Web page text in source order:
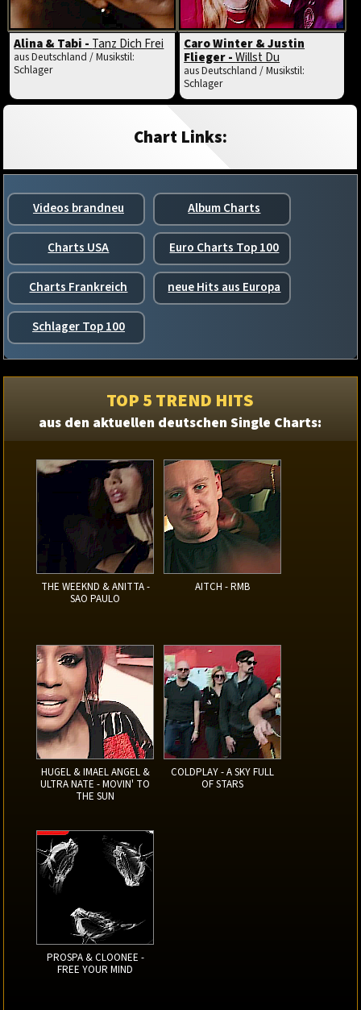
Alina & Tabi -Tanz Dich Frei
aus Deutschland / Musikstil:
Schlager
Caro Winter & Justin
Flieger -Willst Du
aus Deutschland / Musikstil:
Schlager
Chart Links:
Videos brandneu Album Charts
Charts USA Euro Charts Top 100
Charts Frankreich neue Hits aus Europa
Schlager Top 100
TOP 5 TREND HITS
aus den aktuellen deutschen Single Charts:
THE WEEKND & ANITTA -
SAO PAULO
AITCH - RMB
HUGEL & IMAEL ANGEL &
ULTRA NATE - MOVIN' TO
THE SUN
COLDPLAY - A SKY FULL
OF STARS
PROSPA & CLOONEE -
FREE YOUR MIND